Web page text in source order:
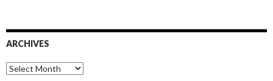
ARCHIVES
A
r